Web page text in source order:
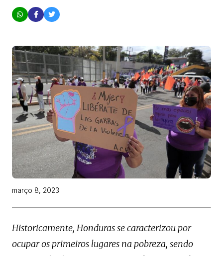
março 8, 2023
Historicamente, Honduras se caracterizou por
ocupar os primeiros lugares na pobreza, sendo